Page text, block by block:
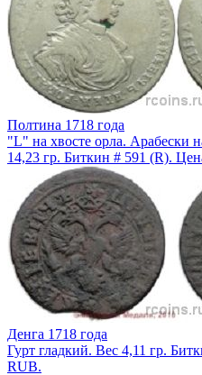
Полтина 1718 года
"L" на хвосте орла. Арабески
14,23 гр. Биткин # 591 (R).
Денга 1718 года
Гурт гладкий. Вес 4,11 гр.
RUB.